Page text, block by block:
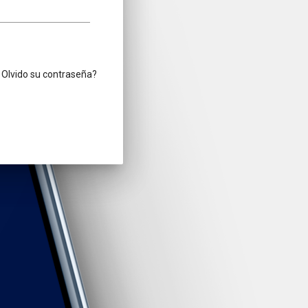
Olvido su contraseña?